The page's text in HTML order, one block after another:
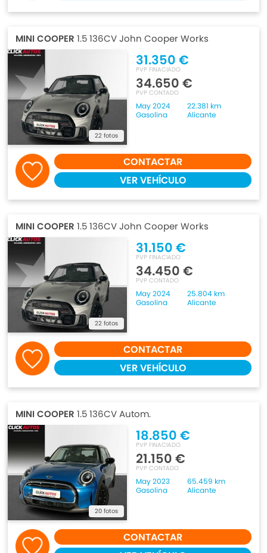
MINI COOPER 1.5 136CV John Cooper Works
22 fotos
31.350 €
PVP FINACIADO
34.650 €
PVP CONTADO
May 2024
22.381 km
Gasolina
Alicante
CONTACTAR
VER VEHÍCULO
MINI COOPER 1.5 136CV John Cooper Works
22 fotos
31.150 €
PVP FINACIADO
34.450 €
PVP CONTADO
May 2024
25.804 km
Gasolina
Alicante
CONTACTAR
VER VEHÍCULO
MINI COOPER 1.5 136CV Autom.
20 fotos
18.850 €
PVP FINACIADO
21.150 €
PVP CONTADO
May 2023
65.459 km
Gasolina
Alicante
CONTACTAR